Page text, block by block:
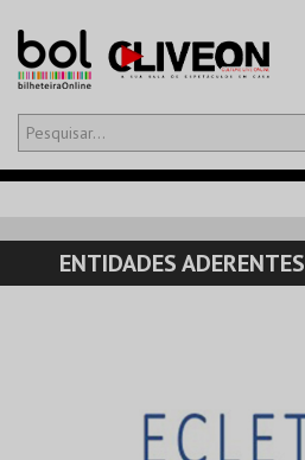
Olá,iniciar sessão
CARRINHO
EVENTOS
ENTIDADES ADERENTES